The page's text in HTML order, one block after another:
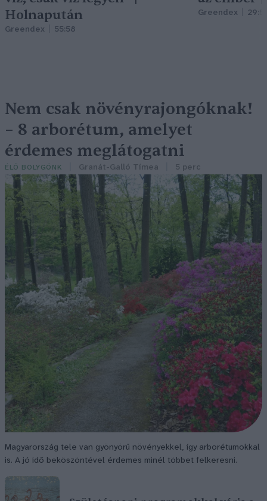
Holnapután
Greendex 55:58
Greendex
Nem csak növényrajongóknak!
– 8 arborétum, amelyet
érdemes meglátogatni
ÉLŐ BOLYGÓNK Granát-Galló Tímea 5 perc
Magyarország tele van gyönyörű növényekkel, így arborétumokkal
is. A jó idő beköszöntével érdemes minél többet felkeresni.